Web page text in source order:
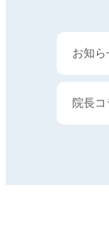
お知ら
院長コ